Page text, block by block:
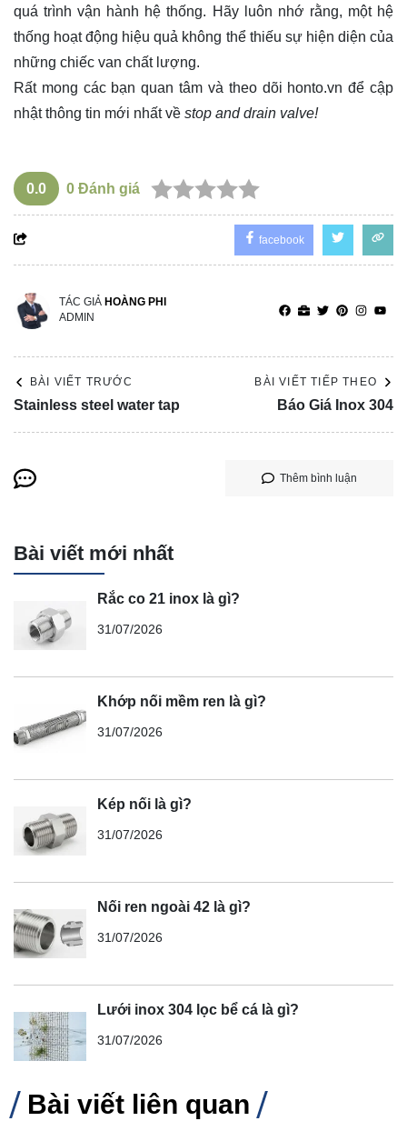
quá trình vận hành hệ thống. Hãy luôn nhớ rằng, một hệ
thống hoạt động hiệu quả không thể thiếu sự hiện diện của
những chiếc van chất lượng.
Rất mong các bạn quan tâm và theo dõi honto.vn để cập
nhật thông tin mới nhất về stop and drain valve!
0.0 0 Đánh giá
facebook
TÁC GIẢ HOÀNG PHI
ADMIN
BÀI VIẾT TRƯỚC
Stainless steel water tap
BÀI VIẾT TIẾP THEO
Báo Giá Inox 304
Thêm bình luận
Bài viết mới nhất
Rắc co 21 inox là gì?
31/07/2026
Khớp nối mềm ren là gì?
31/07/2026
Kép nối là gì?
31/07/2026
Nối ren ngoài 42 là gì?
31/07/2026
Lưới inox 304 lọc bể cá là gì?
31/07/2026
Bài viết liên quan